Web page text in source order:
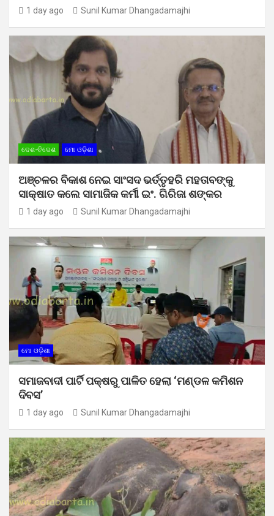
1 day ago Sunil Kumar Dhangadamajhi
ଦେଶ-ବିଦେଶ ମୋ ଓଡ଼ିଶା
ଅଞ୍ଚଳର ବିକାଶ ନେଇ ସାଂସଦ ଭର୍ତ୍ତୃହରି ମହତାବଙ୍କୁ
ସାକ୍ଷାତ କଲେ ସାମାଜିକ କର୍ମୀ ଇଂ. ଗିରିଜା ଶଙ୍କର
1 day ago Sunil Kumar Dhangadamajhi
ମୋ ଓଡ଼ିଶା
ସମାଜବାଦୀ ପାର୍ଟି ପକ୍ଷରୁ ପାଳିତ ହେଲା ‘ମଣ୍ଡଳ କମିଶନ
ଦିବସ’
1 day ago Sunil Kumar Dhangadamajhi